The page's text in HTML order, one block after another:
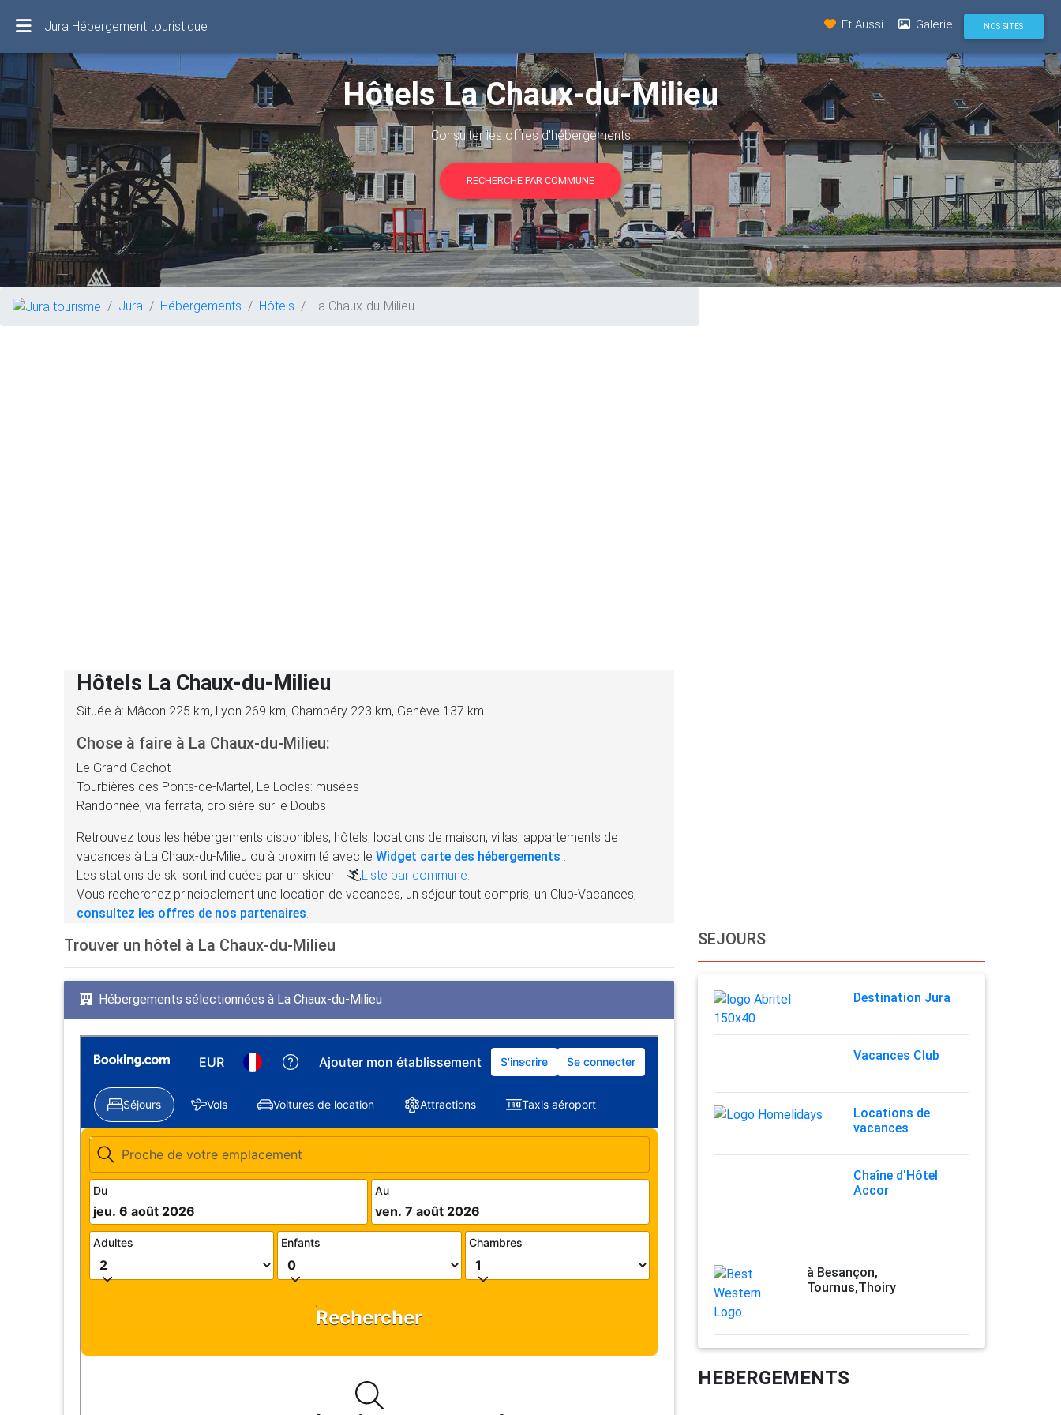
Jura Hébergement touristique Et Aussi Galerie NOS SITES
Hôtels La Chaux-du-Milieu
Consulter les offres d'hébergements
RECHERCHE PAR COMMUNE
Jura Hébergements Hôtels La Chaux-du-Milieu
Hôtels La Chaux-du-Milieu
Située à: Mâcon 225 km, Lyon 269 km, Chambéry 223 km, Genève 137 km
Chose à faire à La Chaux-du-Milieu:
Le Grand-Cachot
Tourbières des Ponts-de-Martel, Le Locles: musées
Randonnée, via ferrata, croisière sur le Doubs
Retrouvez tous les hébergements disponibles, hôtels, locations de maison, villas, appartements de
vacances à La Chaux-du-Milieu ou à proximité avec le Widget carte des hébergements
Les stations de ski sont indiquées par un skieur:
,Liste par commune.
Vous recherchez principalement une location de vacances, un séjour tout compris, un Club-Vacances,
consultez les offres de nos partenaires
Trouver un hôtel à La Chaux-du-Milieu
Hébergements sélectionnées à La Chaux-du-Milieu
SEJOURS
Destination Jura
Vacances Club
Locations de
vacances
Chaîne d'Hôtel
Accor
à Besançon,
Tournus,Thoiry
HEBERGEMENTS